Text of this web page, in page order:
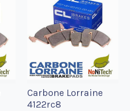
Carbone Lorraine
4122rc8